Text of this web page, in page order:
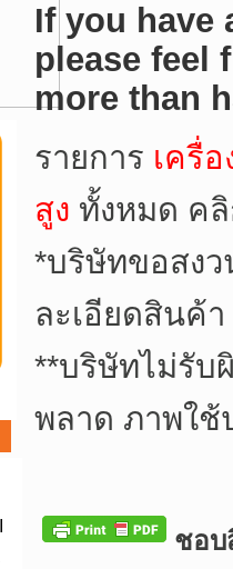
If you have
please feel
more than
รายการ เครื่
สูง ทั้งหมด ค
*บริษัทขอสงว
ละเอียดสินค้
**บริษัทไม่รับ
พลาด ภาพใ
ชอบ